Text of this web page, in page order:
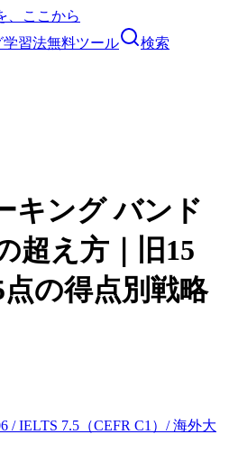
、ここから
学習法無料ツール 検索
キング バンド
超え方｜旧15
点の得点別戦略
/ IELTS 7.5（CEFR C1）/ 海外大